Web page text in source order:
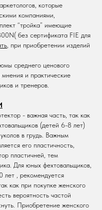
которые
компаниями,
“тройка” имеющие
без сертификата FIE для
, при приобретении изделий
среднего ценового
и практические
и тренеров.
- важная часть, так как
(детей 6-8 лет)
в грудь. Важным
его пластичность,
пластичней, тем
Для юных фехтовальщиков,
лет , рекомендуется
как при покупке женского
вероятность частой
Приобретение женского